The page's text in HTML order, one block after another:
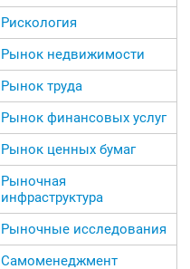
Рискология
Рынок недвижимости
Рынок труда
Рынок финансовых услуг
Рынок ценных бумаг
Рыночная
инфраструктура
Рыночные исследования
Самоменеджмент